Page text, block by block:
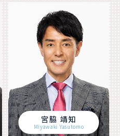
宮脇 靖知
Miyawaki Yasutomo